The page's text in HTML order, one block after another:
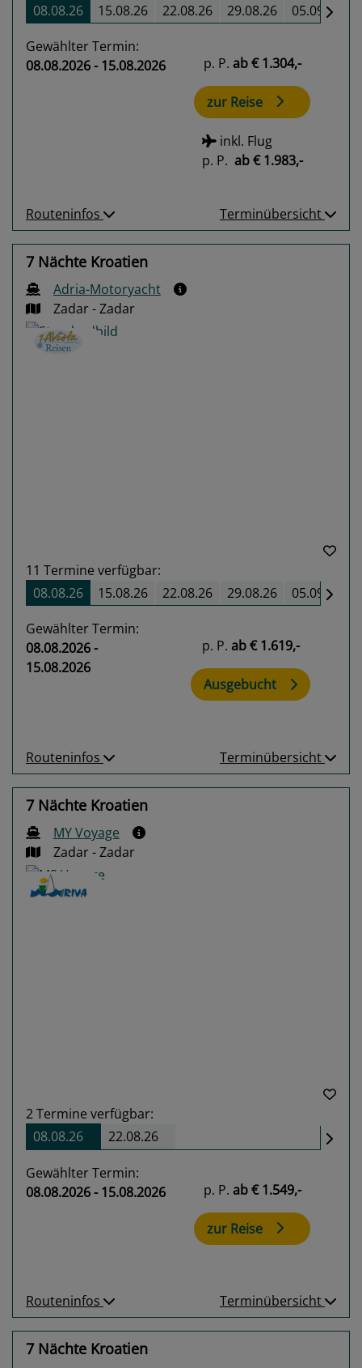
08.08.26 15.08.26 22.08.26 29.08.26 05.09.26
Gewählter Termin:
08.08.2026 - 15.08.2026
p. P. ab€ 1.304,-
zur Reise
inkl. Flug
p. P. ab€ 1.983,-
Routeninfos Terminübersicht
7 Nächte Kroatien
Adria-Motoryacht
Zadar - Zadar
11 Termine verfügbar:
08.08.26
15.08.26 22.08.26 29.08.26 05.09.26
Gewählter Termin:
08.08.2026 -
15.08.2026
p. P. ab€ 1.619,-
Ausgebucht
Routeninfos Terminübersicht
7 Nächte Kroatien
MY Voyage
Zadar - Zadar
2Termine verfügbar:
08.08.26
22.08.26
Gewählter Termin:
08.08.2026 - 15.08.2026
p. P. ab€ 1.549,-
zur Reise
Routeninfos Terminübersicht
7 Nächte Kroatien